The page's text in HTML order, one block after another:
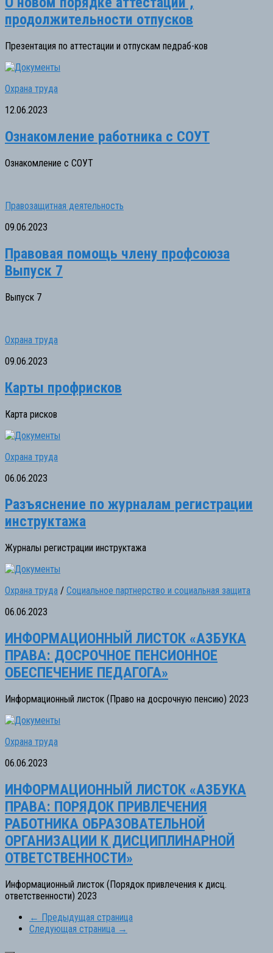
продолжительности отпусков
Презентация по аттестации и отпускам педраб-ков
Охрана труда
12.06.2023
Ознакомление работника с СОУТ
Ознакомление с СОУТ
Правозащитная деятельность
09.06.2023
Правовая помощь члену профсоюза
Выпуск 7
Выпуск 7
Охрана труда
09.06.2023
Карты профрисков
Карта рисков
Охрана труда
06.06.2023
Разъяснение по журналам регистрации
инструктажа
Журналы регистрации инструктажа
Охрана труда / Социальное партнерство и социальная защита
06.06.2023
ИНФОРМАЦИОННЫЙ ЛИСТОК «АЗБУКА
ПРАВА: ДОСРОЧНОЕ ПЕНСИОННОЕ
ОБЕСПЕЧЕНИЕ ПЕДАГОГА»
Информационный листок (Право на досрочную пенсию) 2023
Охрана труда
06.06.2023
ИНФОРМАЦИОННЫЙ ЛИСТОК «АЗБУКА
ПРАВА: ПОРЯДОК ПРИВЛЕЧЕНИЯ
РАБОТНИКА ОБРАЗОВАТЕЛЬНОЙ
ОРГАНИЗАЦИИ К ДИСЦИПЛИНАРНОЙ
ОТВЕТСТВЕННОСТИ»
Информационный листок (Порядок привлечения к дисц.
ответственности) 2023
← Предыдущая страница
Следующая страница →